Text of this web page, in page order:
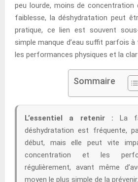
peu lourde, moins de concentration
faiblesse, la déshydratation peut
pratique, ce lien est souvent
simple manque d’eau suffit parfois à
les performances physiques et la
Sommaire
L’essentiel a retenir : La
déshydratation est fréquente,
début, mais elle peut vite
concentration et les
régulièrement, avant même
moyen le plus simple de la prévenir.